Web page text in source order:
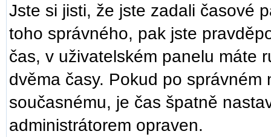
Jste si jisti, že jste zadali časové
toho správného, pak jste
čas, v uživatelském panelu máte
dvěma časy. Pokud po
současnému, je čas špatně
administrátorem opraven.